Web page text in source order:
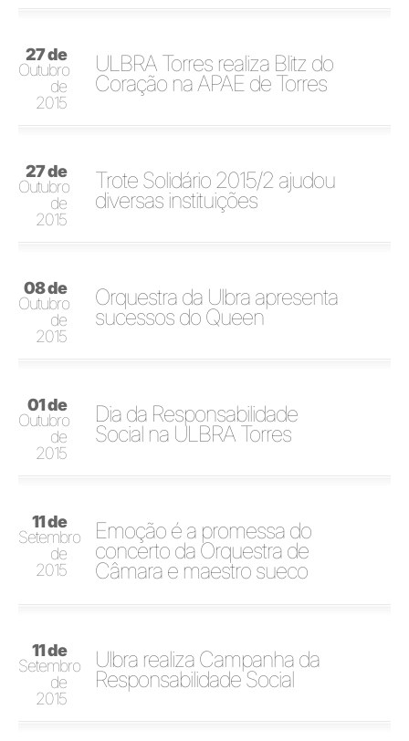
27 de
Outubro
de
2015
ULBRA Torres realiza Blitz do
Coração na APAE de Torres
27 de
Outubro
de
2015
Trote Solidário 2015/2 ajudou
diversas instituições
08 de
Outubro
de
2015
Orquestra da Ulbra apresenta
sucessos do Queen
01 de
Outubro
de
2015
Dia da Responsabilidade
Social na ULBRA Torres
11 de
Setembro
de
2015
Emoção é a promessa do
concerto da Orquestra de
Câmara e maestro sueco
11 de
Setembro
de
2015
Ulbra realiza Campanha da
Responsabilidade Social